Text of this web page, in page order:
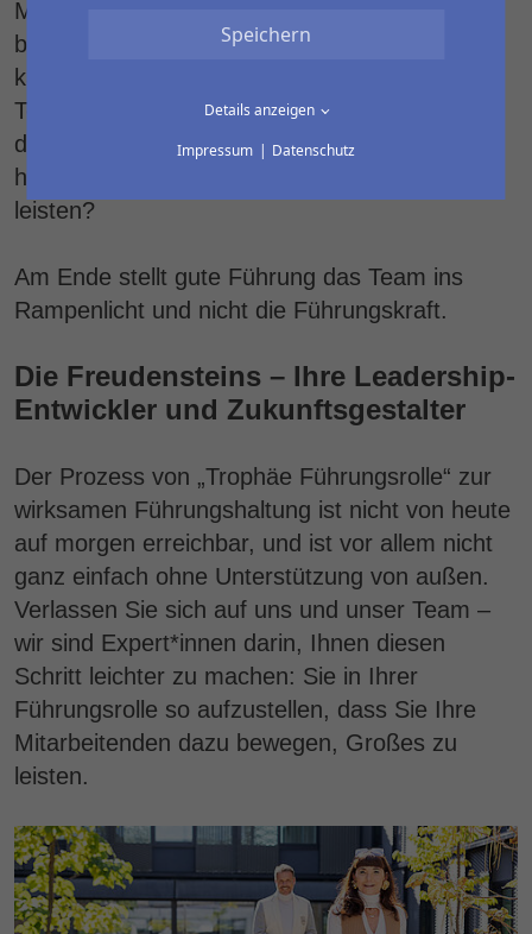
Mitarbeitenden. Fragen Sie sich also: Was
braucht mein Team – genauer gesagt: Wie
kann ich ein Umfeld schaffen, in dem mein
Team und jedes Teammitglied die Ressourcen,
den Support und den Spielraum zur Verfügung
hat, auf den es ankommt, um gute Arbeit zu
leisten?
Am Ende stellt gute Führung das Team ins
Rampenlicht und nicht die Führungskraft.
Die Freudensteins – Ihre Leadership-
Entwickler und Zukunftsgestalter
Der Prozess von „Trophäe Führungsrolle“ zur
wirksamen Führungshaltung ist nicht von heute
auf morgen erreichbar, und ist vor allem nicht
ganz einfach ohne Unterstützung von außen.
Verlassen Sie sich auf uns und unser Team –
wir sind Expert*innen darin, Ihnen diesen
Schritt leichter zu machen: Sie in Ihrer
Führungsrolle so aufzustellen, dass Sie Ihre
Mitarbeitenden dazu bewegen, Großes zu
leisten.
Speichern
Details anzeigen
Impressum
Datenschutz